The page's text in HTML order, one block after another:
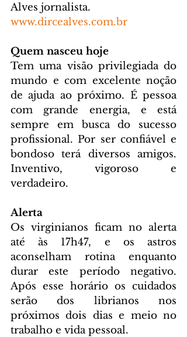
Alves jornalista.
www.dircealves.com.br
Quem nasceu hoje
Tem uma visão privilegiada do
mundo e com excelente noção
de ajuda ao próximo. É pessoa
com grande energia, e está
sempre em busca do sucesso
profissional. Por ser confiável e
bondoso terá diversos amigos.
Inventivo, vigoroso e
verdadeiro.
Alerta
Os virginianos ficam no alerta
até às 17h47, e os astros
aconselham rotina enquanto
durar este período negativo.
Após esse horário os cuidados
serão dos librianos nos
próximos dois dias e meio no
trabalho e vida pessoal.